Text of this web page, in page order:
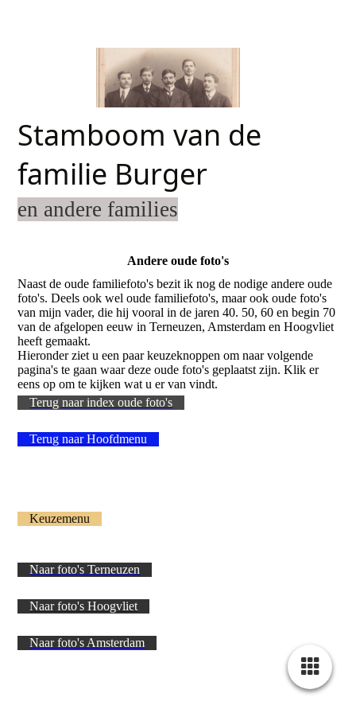
Stamboom van de
familie Burger
en andere families
Andere oude foto's
Naast de oude familiefoto's bezit ik nog de nodige andere oude
foto's. Deels ook wel oude familiefoto's, maar ook oude foto's
van mijn vader, die hij vooral in de jaren 40. 50, 60 en begin 70
van de afgelopen eeuw in Terneuzen, Amsterdam en Hoogvliet
heeft gemaakt.
Hieronder ziet u een paar keuzeknoppen om naar volgende
pagina's te gaan waar deze oude foto's geplaatst zijn. Klik er
eens op om te kijken wat u er van vindt.
Terug naar index oude foto's
Terug naar Hoofdmenu
Keuzemenu
Naar foto's Terneuzen
Naar foto's Hoogvliet
Naar foto's Amsterdam